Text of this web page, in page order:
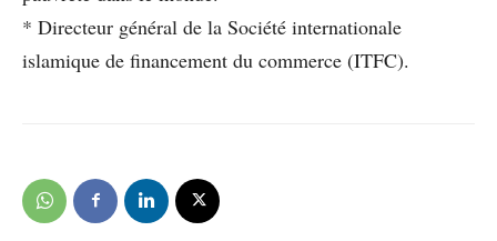
* Directeur général de la Société internationale
islamique de financement du commerce (ITFC).